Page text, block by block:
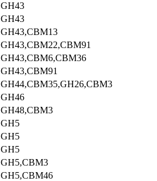
GH43
GH43
GH43,CBM13
GH43,CBM22,CBM91
GH43,CBM6,CBM36
GH43,CBM91
GH44,CBM35,GH26,CBM3
GH46
GH48,CBM3
GH5
GH5
GH5
GH5,CBM3
GH5,CBM46